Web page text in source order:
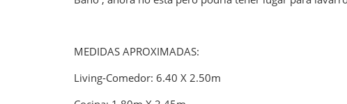
MEDIDAS APROXIMADAS:
Living-Comedor: 6.40 X 2.50m